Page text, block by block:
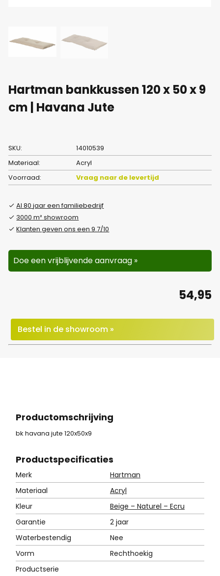
Hartman bankkussen 120 x 50 x 9
cm | Havana Jute
SKU:
14010539
Materiaal:
Acryl
Voorraad:
Vraag naar de levertijd
Al 80 jaar een familiebedrijf
3000 m² showroom
Klanten geven ons een 9.7/10
Doe een vrijblijvende aanvraag »
54,95
Bestel in de showroom »
Productomschrijving
bk havana jute 120x50x9
Productspecificaties
Merk
Hartman
Materiaal
Acryl
Kleur
Beige – Naturel – Ecru
Garantie
2 jaar
Waterbestendig
Nee
Vorm
Rechthoekig
Productserie